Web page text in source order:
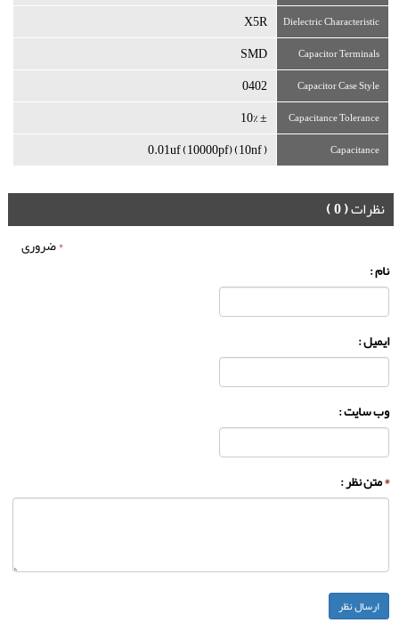
X5R Dielectric Characteristic
SMD Capacitor Terminals
0402 Capacitor Case Style
± 10% Capacitance Tolerance
( 0.01uf (10000pf) (10nf Capacitance
نظرات( 0 )
*ضروری
نام :
ایمیل :
وب سایت :
*متن نظر :